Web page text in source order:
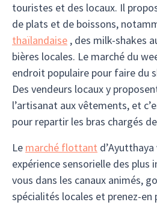
touristes et des locaux. Il
de plats et de boissons,
thaïlandaise , des milk-shakes
bières locales. Le marché du
endroit populaire pour faire du
Des vendeurs locaux y
l’artisanat aux vêtements, et
pour repartir les bras chargés
Le marché flottant
expérience sensorielle des plus
vous dans les canaux animés,
spécialités locales et prenez-en